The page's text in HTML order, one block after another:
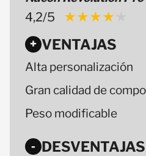
4,2/5 ★★★★★
★★★★★
+ VENTAJAS
Alta personalización
Gran calidad de
Peso modificable
- DESVENTAJAS